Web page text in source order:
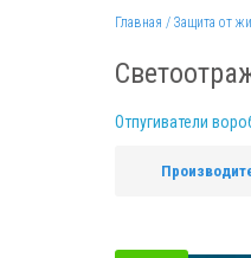
Главная Защита от
Отпугиватели